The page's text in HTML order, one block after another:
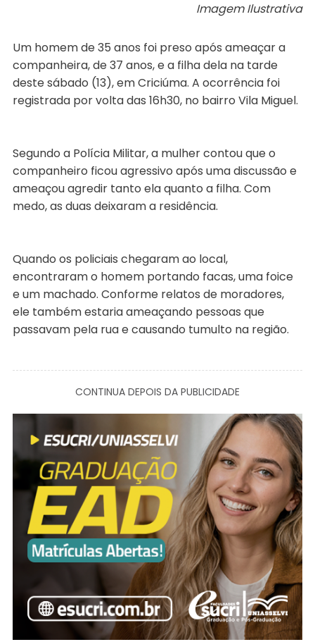
Imagem Ilustrativa
Um homem de 35 anos foi preso após ameaçar a
companheira, de 37 anos, e a filha dela na tarde
deste sábado (13), em Criciúma. A ocorrência foi
registrada por volta das 16h30, no bairro Vila Miguel.
Segundo a Polícia Militar, a mulher contou que o
companheiro ficou agressivo após uma discussão e
ameaçou agredir tanto ela quanto a filha. Com
medo, as duas deixaram a residência.
Quando os policiais chegaram ao local,
encontraram o homem portando facas, uma foice
e um machado. Conforme relatos de moradores,
ele também estaria ameaçando pessoas que
passavam pela rua e causando tumulto na região.
CONTINUA DEPOIS DA PUBLICIDADE